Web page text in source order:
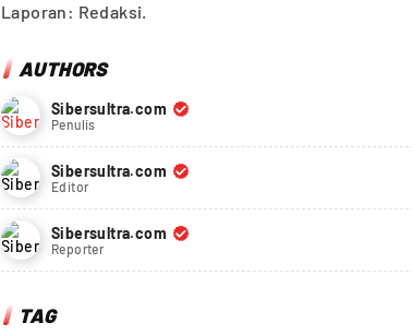
Laporan: Redaksi.
AUTHORS
Sibersultra.com
Penulis
Sibersultra.com
Editor
Sibersultra.com
Reporter
TAG